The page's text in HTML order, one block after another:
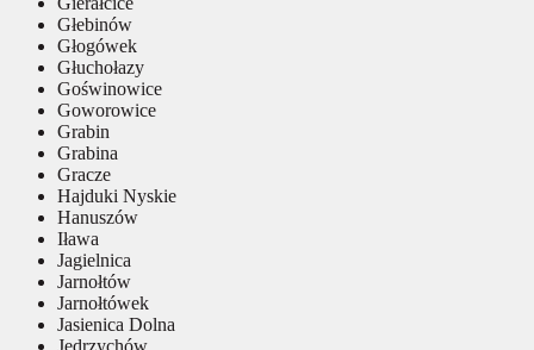
Głebinów
Głogówek
Głuchołazy
Goświnowice
Goworowice
Grabin
Grabina
Gracze
Hajduki Nyskie
Hanuszów
Iława
Jagielnica
Jarnołtów
Jarnołtówek
Jasienica Dolna
Jędrzychów